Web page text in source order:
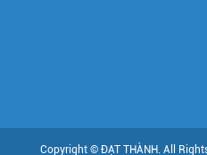
Copyright © ĐẠT THÀNH. All